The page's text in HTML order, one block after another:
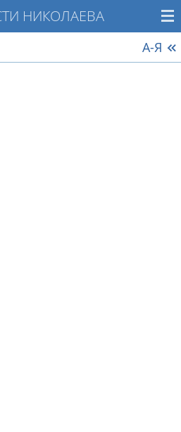
НИКОЛАЕВА
А-Я